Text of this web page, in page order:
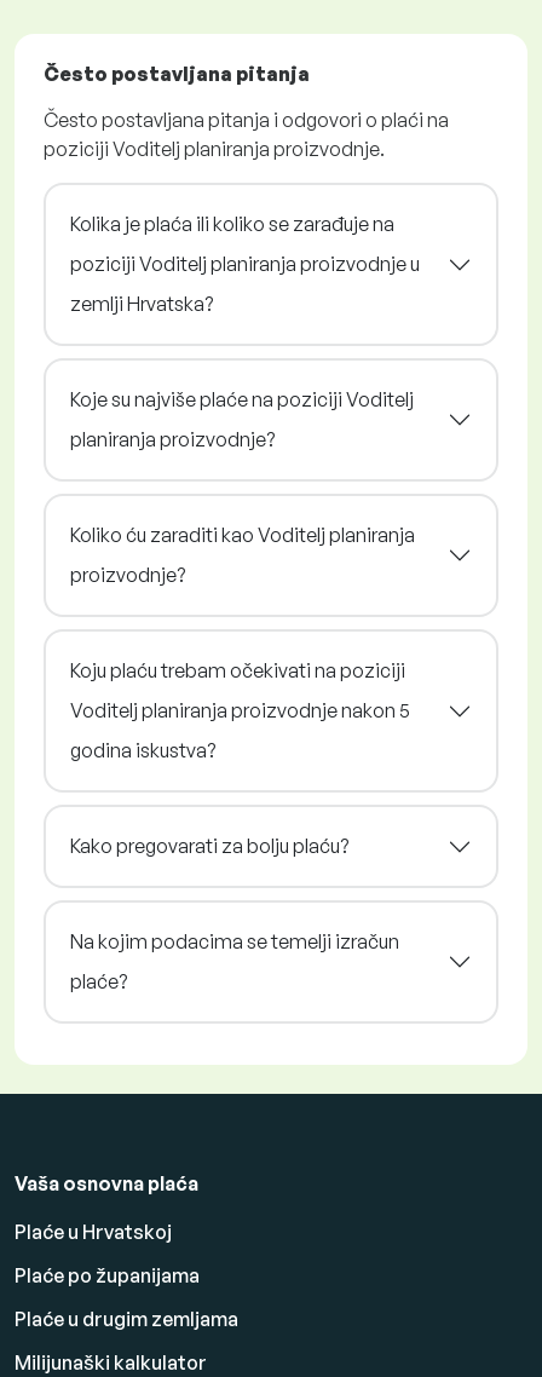
Često postavljana pitanja
Često postavljana pitanja i odgovori o plaći na
poziciji Voditelj planiranja proizvodnje.
Kolika je plaća ili koliko se zarađuje na
poziciji Voditelj planiranja proizvodnje u
zemlji Hrvatska?
Koje su najviše plaće na poziciji Voditelj
planiranja proizvodnje?
Koliko ću zaraditi kao Voditelj planiranja
proizvodnje?
Koju plaću trebam očekivati na poziciji
Voditelj planiranja proizvodnje nakon 5
godina iskustva?
Kako pregovarati za bolju plaću?
Na kojim podacima se temelji izračun
plaće?
Vaša osnovna plaća
Plaće u Hrvatskoj
Plaće po županijama
Plaće u drugim zemljama
Milijunaški kalkulator